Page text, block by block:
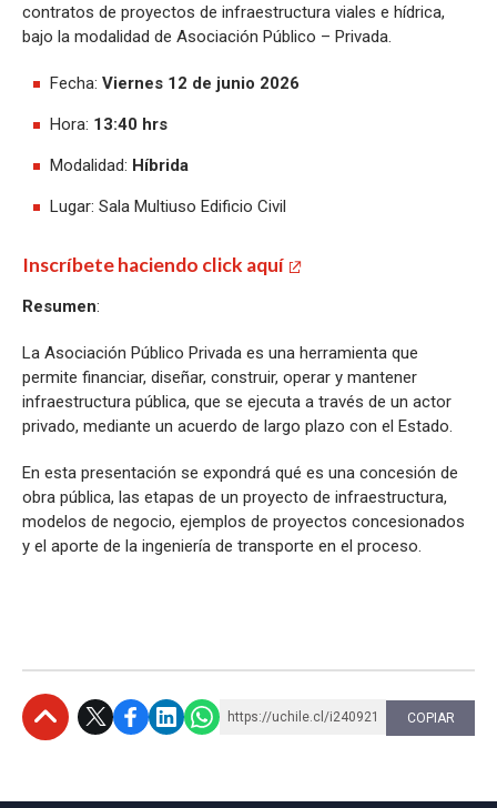
contratos de proyectos de infraestructura viales e hídrica,
bajo la modalidad de Asociación Público – Privada.
Fecha: Viernes 12 de junio 2026
Hora: 13:40 hrs
Modalidad: Híbrida
Lugar: Sala Multiuso Edificio Civil
Inscríbete haciendo click aquí
Resumen:
La Asociación Público Privada es una herramienta que
permite financiar, diseñar, construir, operar y mantener
infraestructura pública, que se ejecuta a través de un actor
privado, mediante un acuerdo de largo plazo con el Estado.
En esta presentación se expondrá qué es una concesión de
obra pública, las etapas de un proyecto de infraestructura,
modelos de negocio, ejemplos de proyectos concesionados
y el aporte de la ingeniería de transporte en el proceso.
https://uchile.cl/i240921 COPIAR